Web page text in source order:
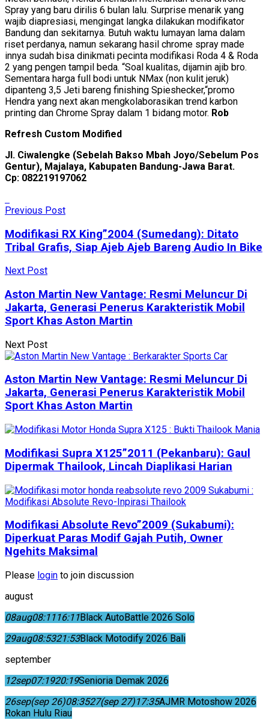
Spray yang baru dirilis 6 bulan lalu. Surprise menarik yang
wajib diapresiasi, mengingat langka dilakukan modifikator
Bandung dan sekitarnya. Butuh waktu lumayan lama dalam
riset perdanya, namun sekarang hasil chrome spray made
innya sudah bisa dinikmati pecinta modifikasi Roda 4 & Roda
2 yang pengen tampil beda. “Soal kualitas, dijamin ajib bro.
Sementara harga full bodi untuk NMax (non kulit jeruk)
dipanteng 3,5 Jeti bareng finishing Spieshecker,“promo
Hendra yang next akan mengkolaborasikan trend karbon
printing dan Chrome Spray dalam 1 bidang motor. Rob
Refresh Custom Modified
Jl. Ciwalengke (Sebelah Bakso Mbah Joyo/Sebelum Pos
Gentur), Majalaya, Kabupaten Bandung-Jawa Barat.
Cp: 082219197062
Previous Post
Modifikasi RX King”2004 (Sumedang): Ditato
Tribal Grafis, Siap Ajeb Ajeb Bareng Audio In Bike
Next Post
Aston Martin New Vantage: Resmi Meluncur Di
Jakarta, Generasi Penerus Karakteristik Mobil
Sport Khas Aston Martin
Next Post
Aston Martin New Vantage: Resmi Meluncur Di
Jakarta, Generasi Penerus Karakteristik Mobil
Sport Khas Aston Martin
Modifikasi Supra X125”2011 (Pekanbaru): Gaul
Dipermak Thailook, Lincah Diaplikasi Harian
Modifikasi Absolute Revo”2009 (Sukabumi):
Diperkuat Paras Modif Gajah Putih, Owner
Ngehits Maksimal
Please login to join discussion
august
08aug08:1116:11Black AutoBattle 2026 Solo
29aug08:5321:53Black Motodify 2026 Bali
september
12sep07:1920:19Senioria Demak 2026
26sep(sep 26)08:3527(sep 27)17:35AJMR Motoshow 2026
Rokan Hulu Riau